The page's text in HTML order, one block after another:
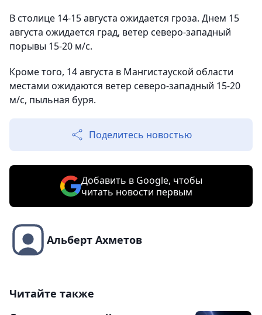
В столице 14-15 августа ожидается гроза. Днем 15
августа ожидается град, ветер северо-западный
порывы 15-20 м/с.
Кроме того, 14 августа в Мангистауской области
местами ожидаются ветер северо-западный 15-20
м/с, пыльная буря.
Поделитесь новостью
Добавить в Google, чтобы
читать новости первым
Альберт Ахметов
Читайте также